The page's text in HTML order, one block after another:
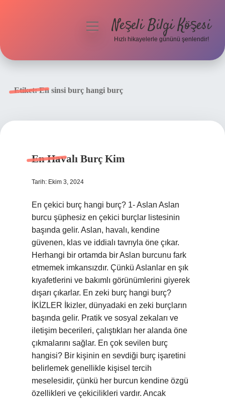
menüyüNeşeli Bilgi Köşesi
Hızlı hikayelerle gününü şenlendir!
Etiket:En sinsi burç hangi burç
En Havalı Burç Kim
Tarih: Ekim 3, 2024
En çekici burç hangi burç? 1- Aslan Aslan
burcu şüphesiz en çekici burçlar listesinin
başında gelir. Aslan, havalı, kendine
güvenen, klas ve iddialı tavrıyla öne çıkar.
Herhangi bir ortamda bir Aslan burcunu fark
etmemek imkansızdır. Çünkü Aslanlar en şık
kıyafetlerini ve bakımlı görünümlerini giyerek
dışarı çıkarlar. En zeki burç hangi burç?
İKİZLER İkizler, dünyadaki en zeki burçların
başında gelir. Pratik ve sosyal zekaları ve
iletişim becerileri, çalıştıkları her alanda öne
çıkmalarını sağlar. En çok sevilen burç
hangisi? Bir kişinin en sevdiği burç işaretini
belirlemek genellikle kişisel tercih
meselesidir, çünkü her burcun kendine özgü
özellikleri ve çekicilikleri vardır. Ancak